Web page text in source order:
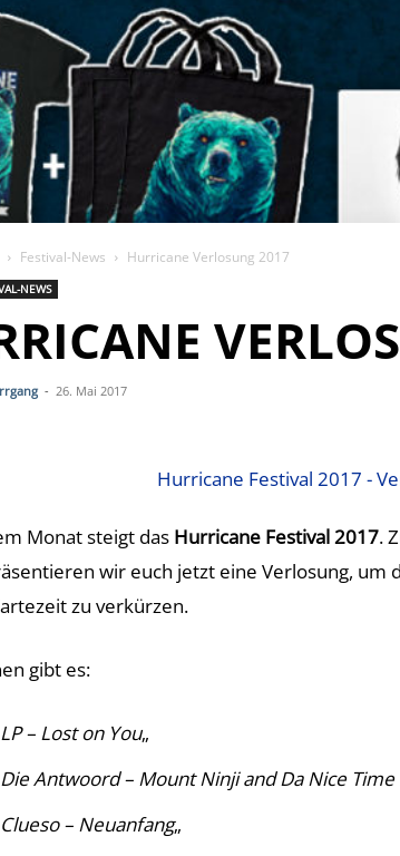
Festival-News Hurricane Verlosung 2017
NEWS
- 26. Mai 2017
Monat steigt das Hurricane Festival 2017.
wir euch jetzt eine Verlosung, um
zu verkürzen.
gibt es:
LP – Lost on You„
Die Antwoord – Mount Ninji and Da Nice Time
Clueso – Neuanfang„